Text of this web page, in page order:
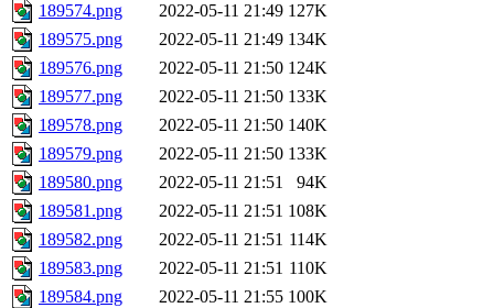
189574.png
2022-05-11 21:49 127K
189575.png
2022-05-11 21:49 134K
189576.png
2022-05-11 21:50 124K
189577.png
2022-05-11 21:50 133K
189578.png
2022-05-11 21:50 140K
189579.png
2022-05-11 21:50 133K
189580.png
2022-05-11 21:51
94K
189581.png
2022-05-11 21:51 108K
189582.png
2022-05-11 21:51 114K
189583.png
2022-05-11 21:51 110K
189584.png
2022-05-11 21:55 100K